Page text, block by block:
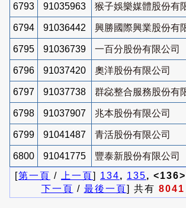
6793 91035963 猴子娛樂媒體股份有
6794 91036442 興勝國際興業股份有
6795 91036739 一百分股份有限公司
6796 91037420 奧洋股份有限公司
6797 91037738 群惢整合服務股份有
6798 91037907 兆本股份有限公司
6799 91041487 青活股份有限公司
6800 91041775
豐泰新股份有限公司
[第一頁 / 上一頁] 134, 135,
下一頁 / 最後一頁] 共有 8041